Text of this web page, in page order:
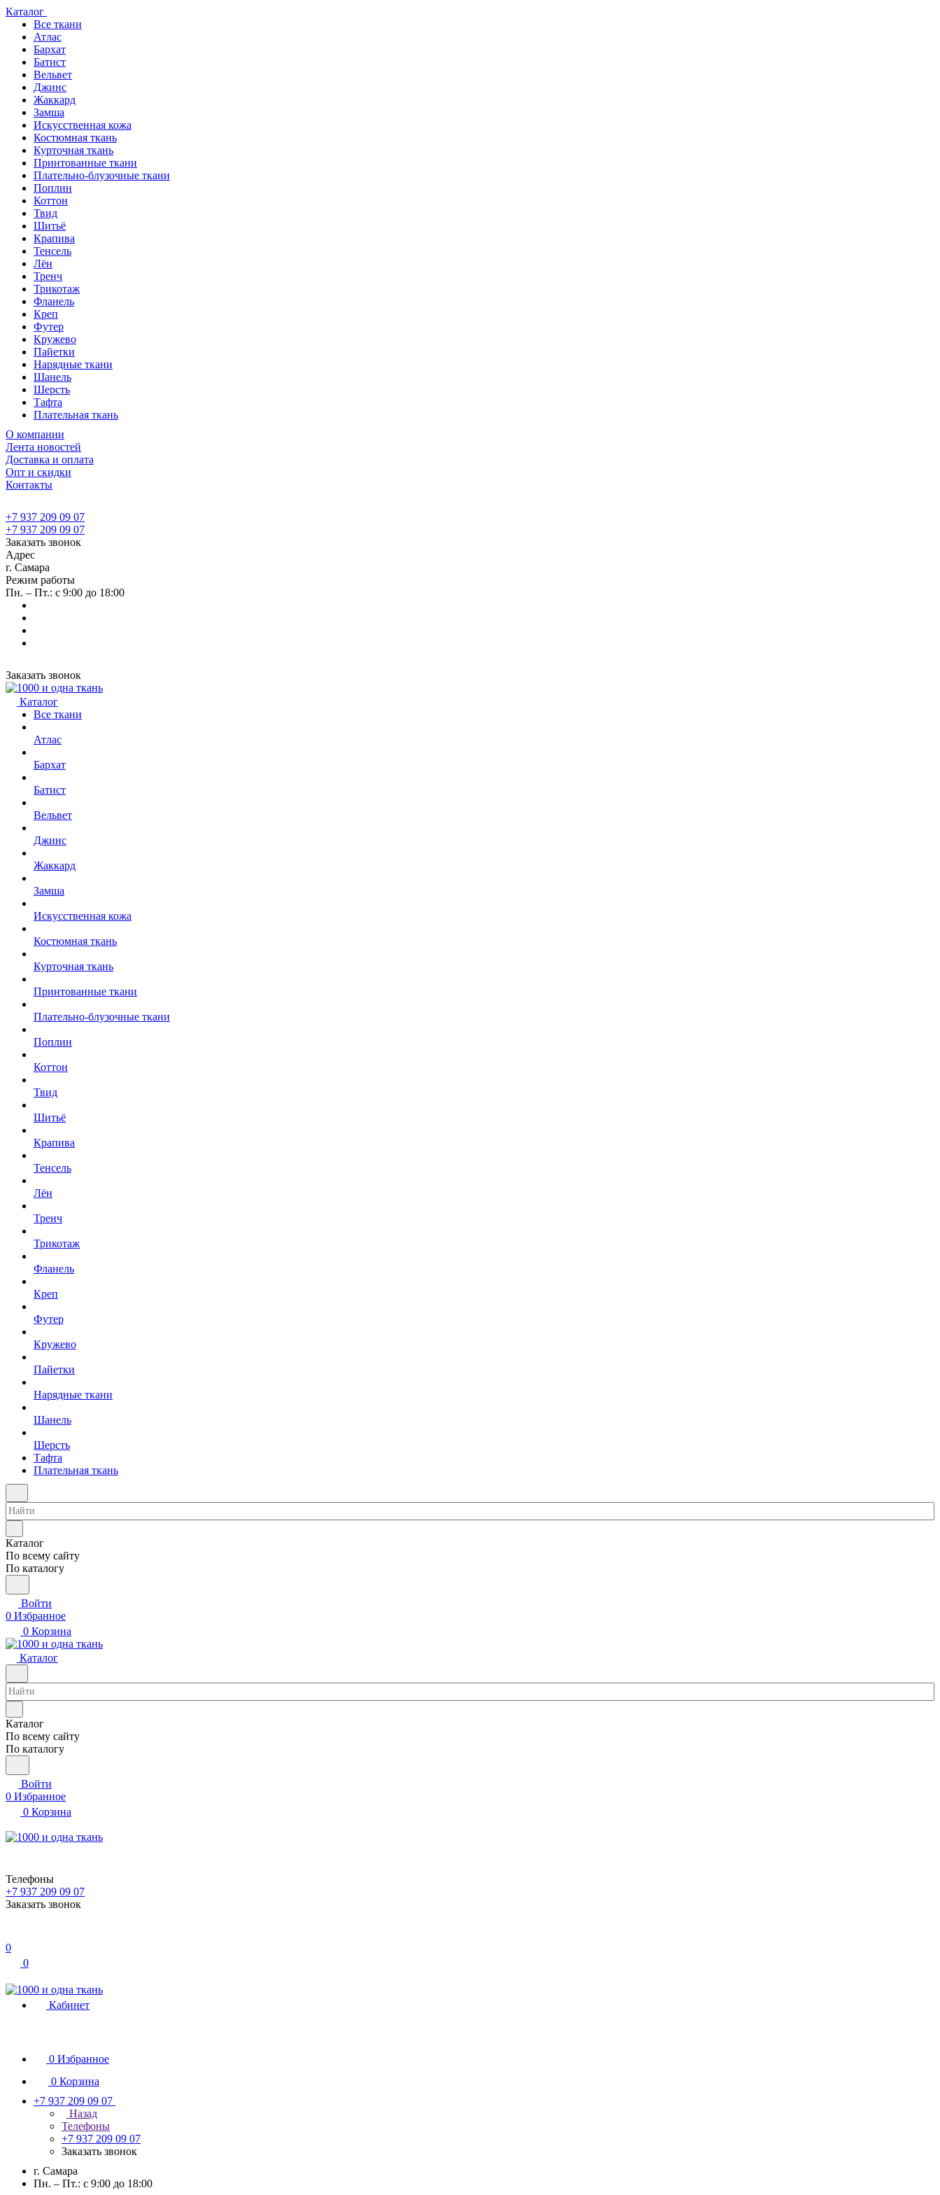
Каталог
Все ткани
Атлас
Бархат
Батист
Вельвет
Джинс
Жаккард
Замша
Искусственная кожа
Костюмная ткань
Курточная ткань
Принтованные ткани
Плательно-блузочные ткани
Поплин
Коттон
Твид
Шитьё
Крапива
Тенсель
Лён
Тренч
Трикотаж
Фланель
Креп
Футер
Кружево
Пайетки
Нарядные ткани
Шанель
Шерсть
Тафта
Плательная ткань
О компании
Лента новостей
Доставка и оплата
Опт и скидки
Контакты
+7 937 209 09 07
+7 937 209 09 07
Заказать звонок
Адрес
г. Самара
Режим работы
Пн. – Пт.: с 9:00 до 18:00
Заказать звонок
Каталог
Все ткани
Атлас
Бархат
Батист
Вельвет
Джинс
Жаккард
Замша
Искусственная кожа
Костюмная ткань
Курточная ткань
Принтованные ткани
Плательно-блузочные ткани
Поплин
Коттон
Твид
Шитьё
Крапива
Тенсель
Лён
Тренч
Трикотаж
Фланель
Креп
Футер
Кружево
Пайетки
Нарядные ткани
Шанель
Шерсть
Тафта
Плательная ткань
Каталог
По всему сайту
По каталогу
Войти
0 Избранное
0 Корзина
Каталог
Каталог
По всему сайту
По каталогу
Войти
0 Избранное
0 Корзина
Телефоны
+7 937 209 09 07
Заказать звонок
0
0
Кабинет
0 Избранное
0 Корзина
+7 937 209 09 07
Назад
Телефоны
+7 937 209 09 07
Заказать звонок
г. Самара
Пн. – Пт.: с 9:00 до 18:00